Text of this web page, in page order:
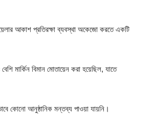
আকাশ প্রতিরক্ষা ব্যবস্থা অকেজো করতে একটি
মার্কিন বিমান মোতায়েন করা হয়েছিল, যাতে
কোনো আনুষ্ঠানিক মন্তব্য পাওয়া যায়নি।